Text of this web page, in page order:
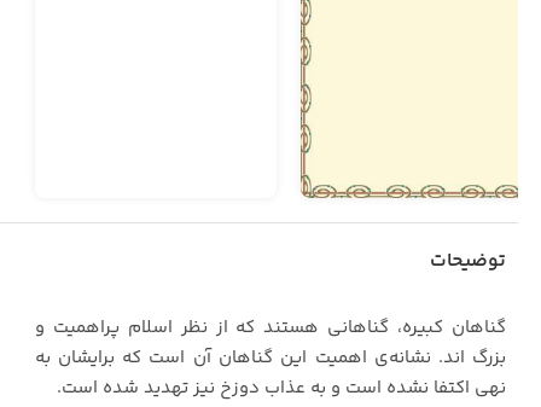
توضیحات
گناهان کبیره، گناهانی هستند که از نظر اسلام پراهمیت و
بزرگ‌ اند. نشانه‌ی اهمیت این گناهان آن است که برایشان به
نهی اکتفا نشده است و به عذاب دوزخ نیز تهدید شده است.